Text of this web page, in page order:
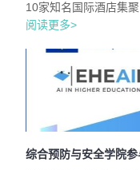
10家知名国际酒店集
阅读更多>
综合预防与安全学院